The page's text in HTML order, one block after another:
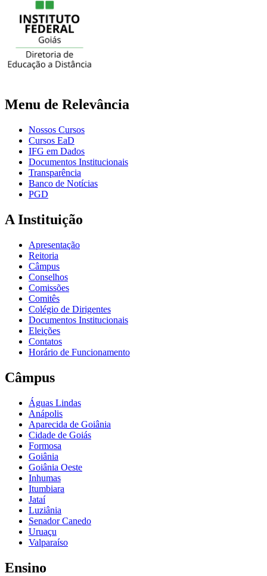
Menu de Relevância
Nossos Cursos
Cursos EaD
IFG em Dados
Documentos Institucionais
Transparência
Banco de Notícias
PGD
A Instituição
Apresentação
Reitoria
Câmpus
Conselhos
Comissões
Comitês
Colégio de Dirigentes
Documentos Institucionais
Eleições
Contatos
Horário de Funcionamento
Câmpus
Águas Lindas
Anápolis
Aparecida de Goiânia
Cidade de Goiás
Formosa
Goiânia
Goiânia Oeste
Inhumas
Itumbiara
Jataí
Luziânia
Senador Canedo
Uruaçu
Valparaíso
Ensino